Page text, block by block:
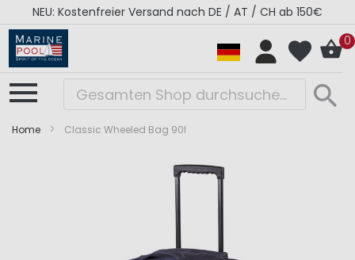
NEU: Kostenfreier Versand nach DE / AT / CH ab 150€
0
Home Classic Wheeled Bag 90l